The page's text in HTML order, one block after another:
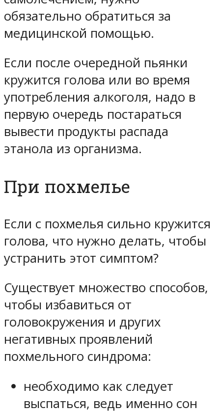
обязательно обратиться за
медицинской помощью.
Если после очередной пьянки
кружится голова или во время
употребления алкоголя, надо в
первую очередь постараться
вывести продукты распада
этанола из организма.
При похмелье
Если с похмелья сильно кружится
голова, что нужно делать, чтобы
устранить этот симптом?
Существует множество способов,
чтобы избавиться от
головокружения и других
негативных проявлений
похмельного синдрома:
необходимо как следует
выспаться, ведь именно сон